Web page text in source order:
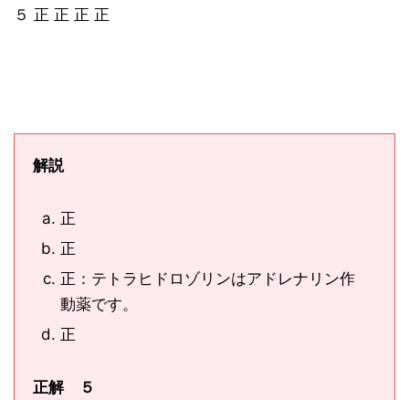
５ 正 正 正 正
解説
正
正
正：テトラヒドロゾリンはアドレナリン作
動薬です。
正
正解 ５